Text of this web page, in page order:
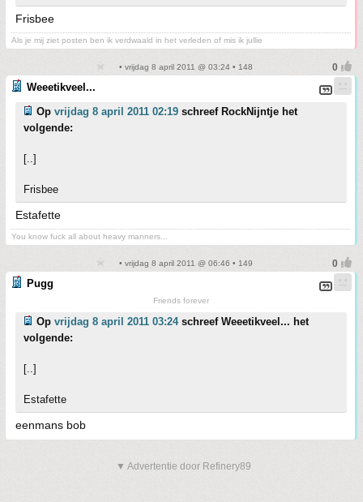
Frisbee
Als je mij ziet posten ben ik verdwaald in het verleden of mis ik jullie
• vrijdag 8 april 2011 @ 03:24 • 148
Weeetikveel...
Op vrijdag 8 april 2011 02:19 schreef RockNijntje het
volgende:
[..]
Frisbee
Estafette
You know fuck all about heavy manners...
• vrijdag 8 april 2011 @ 06:46 • 149
Pugg
Friends forever
Op vrijdag 8 april 2011 03:24schreef Weeetikveel... het
volgende:
[..]
Estafette
eenmans bob
▼ Advertentie door Refinery89